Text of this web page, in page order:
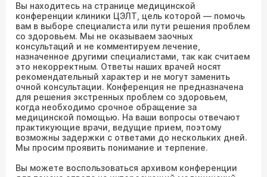
Вы находитесь на странице медицинской
конференции клиники ЦЭЛТ, цель которой — помочь
вам в выборе специалиста или пути решения проблем
со здоровьем. Мы не оказываем заочных
консультаций и не комментируем лечение,
назначенное другими специалистами, так как считаем
это некорректным. Ответы наших врачей носят
рекомендательный характер и не могут заменить
очной консультации. Конференция не предназначена
для решения экстренных проблем со здоровьем,
когда необходимо срочное обращение за
медицинской помощью. На ваши вопросы отвечают
практикующие врачи, ведущие прием, поэтому
возможны задержки с ответами до нескольких дней.
Мы просим проявить понимание и терпение.
Вы можете воспользоваться архивом конференции